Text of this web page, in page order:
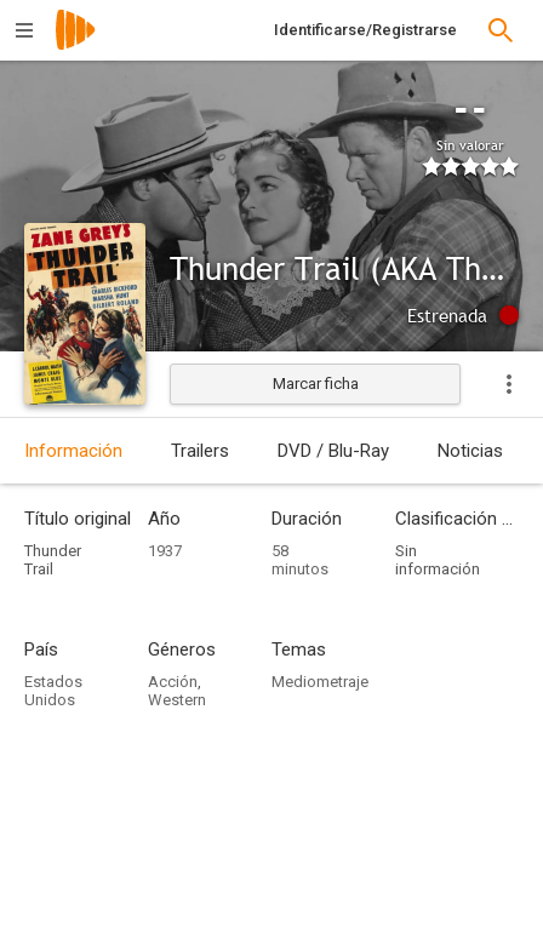
Identificarse/Registrarse
--
Sin valorar
Thunder Trail (AKA Thunder Pass)
Estrenada
Marcar ficha
Información Trailers DVD / Blu-Ray Noticias
Título original
Thunder
Trail
Año
1937
Duración
58
minutos
Clasificación por edades
Sin
información
País
Estados
Unidos
Géneros
Acción,
Western
Temas
Mediometraje